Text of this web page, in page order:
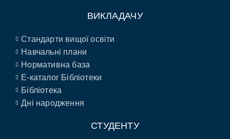
ВИКЛАДАЧУ
Стандарти вищої освіти
Навчальні плани
Нормативна база
E-каталог Бібліотеки
Бібліотека
Дні народження
СТУДЕНТУ